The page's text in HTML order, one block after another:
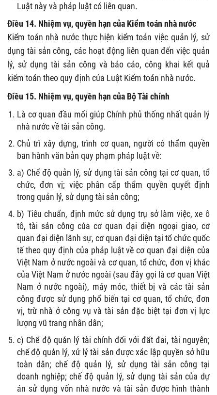
Luật này và pháp luật có liên quan.
Điều 14. Nhiệm vụ, quyền hạn của Kiểm toán nhà nước
Kiểm toán nhà nước thực hiện kiểm toán việc quản lý, sử
dụng tài sản công, các hoạt động liên quan đến việc quản
lý, sử dụng tài sản công và báo cáo, công khai kết quả
kiểm toán theo quy định của Luật Kiểm toán nhà nước.
Điều 15. Nhiệm vụ, quyền hạn của Bộ Tài chính
Là cơ quan đầu mối giúp Chính phủ thống nhất quản lý
nhà nước về tài sản công.
Chủ trì xây dựng, trình cơ quan, người có thẩm quyền
ban hành văn bản quy phạm pháp luật về:
a) Chế độ quản lý, sử dụng tài sản công tại cơ quan, tổ
chức, đơn vị; việc phân cấp thẩm quyền quyết định
trong quản lý, sử dụng tài sản công;
b) Tiêu chuẩn, định mức sử dụng trụ sở làm việc, xe ô
tô, tài sản công của cơ quan đại diện ngoại giao, cơ
quan đại diện lãnh sự, cơ quan đại diện tại tổ chức quốc
tế theo quy định của pháp luật về cơ quan đại diện của
Việt Nam ở nước ngoài và cơ quan, tổ chức, đơn vị khác
của Việt Nam ở nước ngoài (sau đây gọi là cơ quan Việt
Nam ở nước ngoài), máy móc, thiết bị và các tài sản
công được sử dụng phổ biến tại cơ quan, tổ chức, đơn
vị, trừ nhà ở công vụ và tài sản đặc biệt tại đơn vị lực
lượng vũ trang nhân dân;
c) Chế độ quản lý tài chính đối với đất đai, tài nguyên;
chế độ quản lý, xử lý tài sản được xác lập quyền sở hữu
toàn dân; chế độ quản lý, sử dụng tài sản công tại
doanh nghiệp; chế độ quản lý, sử dụng tài sản của dự
án sử dụng vốn nhà nước và tài sản được hình thành